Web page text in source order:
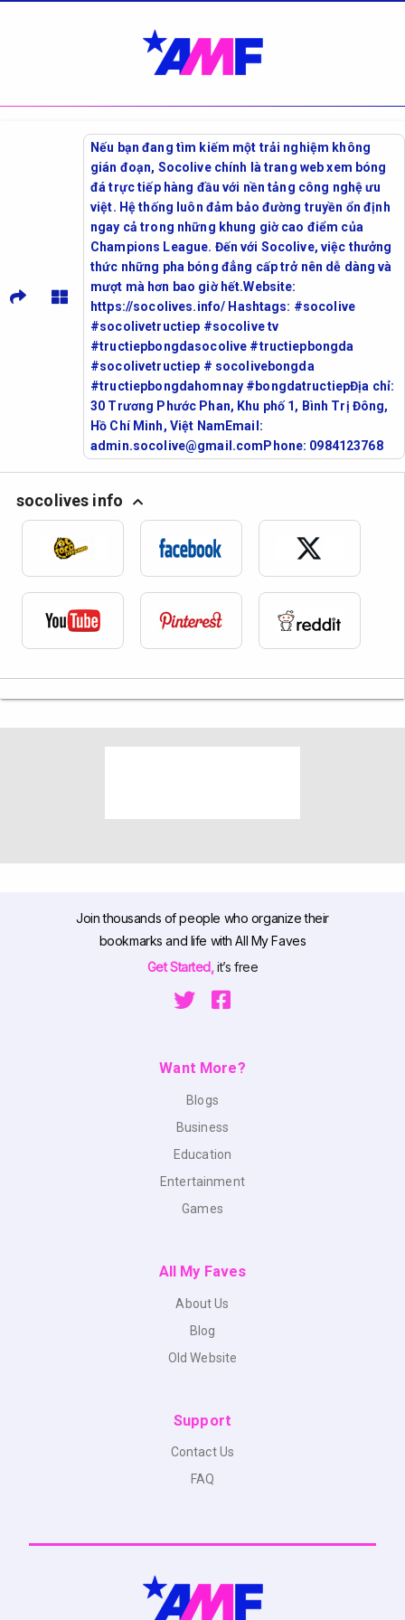
Nếu bạn đang tìm kiếm một trải nghiệm không
gián đoạn, Socolive chính là trang web xem bóng
đá trực tiếp hàng đầu với nền tảng công nghệ ưu
việt. Hệ thống luôn đảm bảo đường truyền ổn định
ngay cả trong những khung giờ cao điểm của
Champions League. Đến với Socolive, việc thưởng
thức những pha bóng đẳng cấp trở nên dễ dàng và
mượt mà hơn bao giờ hết.Website:
https://socolives.info/ Hashtags: #socolive
#socolivetructiep #socolive tv
#tructiepbongdasocolive #tructiepbongda
#socolivetructiep # socolivebongda
#tructiepbongdahomnay #bongdatructiepĐịa chỉ:
30 Trương Phước Phan, Khu phố 1, Bình Trị Đông,
Hồ Chí Minh, Việt NamEmail:
admin.socolive@gmail.comPhone: 0984123768
socolives info
Join thousands of people who organize their
bookmarks and life with All My Faves
Get Started,it’s free
Want More?
Blogs
Business
Education
Entertainment
Games
All My Faves
About Us
Blog
Old Website
Support
Contact Us
FAQ